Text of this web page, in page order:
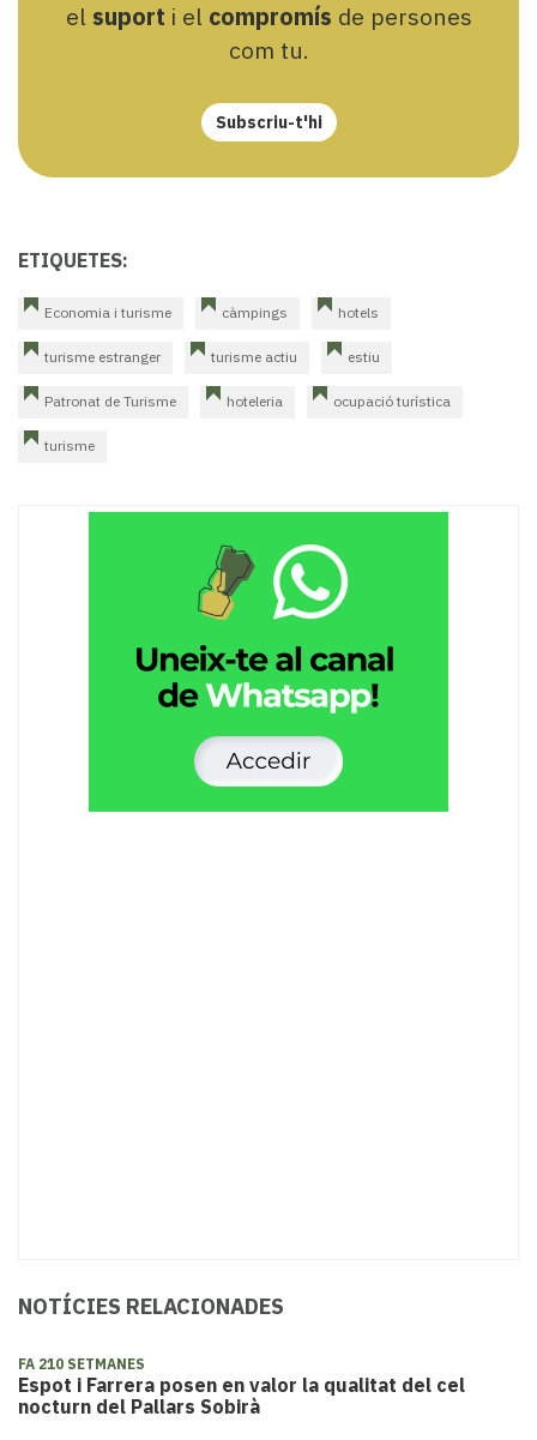
el suport i el compromís de persones
com tu.
Subscriu-t'hi
ETIQUETES:
Economia i turisme càmpings hotels
turisme estranger turisme actiu estiu
Patronat de Turisme hoteleria ocupació turística
turisme
NOTÍCIES RELACIONADES
FA 210 SETMANES
Espot i Farrera posen en valor la qualitat del cel
nocturn del Pallars Sobirà